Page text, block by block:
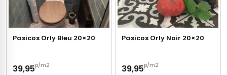
Pasicos Orly Bleu 20×20
39,95p/m2
Pasicos Orly Noir 20×20
39,95p/m2